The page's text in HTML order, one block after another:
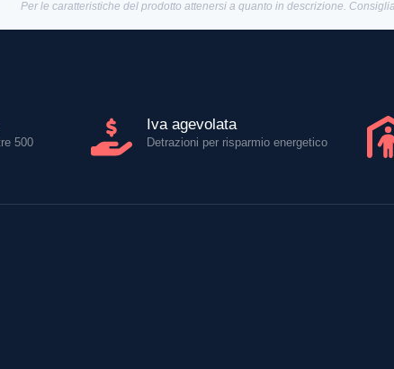
Per le caratteristiche del prodotto attenersi a quanto in descrizione.
500
Iva agevolata
Detrazioni per risparmio energetico